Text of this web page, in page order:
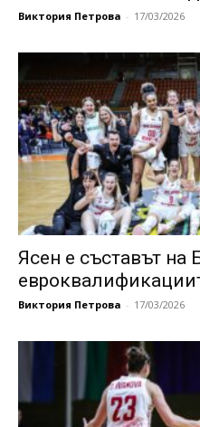
Виктория Петрова - 17/03/2026
Ясен е съставът на
Виктория Петрова - 17/03/2026